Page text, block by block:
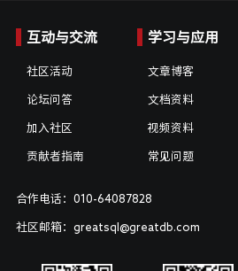
互动与交流
社区活动
论坛问答
加入社区
贡献者指南
学习与应用
文章博客
文档资料
视频资料
常见问题
合作电话：010-64087828
社区邮箱：greatsql@greatdb.com